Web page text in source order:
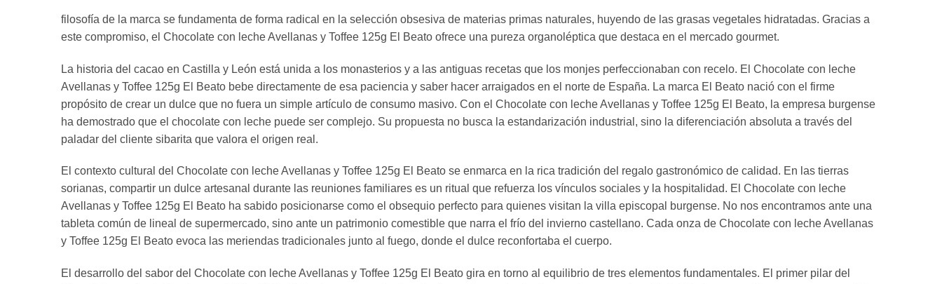
filosofía de la marca se fundamenta de forma radical en la selección obsesiva de materias primas naturales, huyendo de las grasas vegetales hidratadas. Gracias a
este compromiso, el Chocolate con leche Avellanas y Toffee 125g El Beato ofrece una pureza organoléptica que destaca en el mercado gourmet.
La historia del cacao en Castilla y León está unida a los monasterios y a las antiguas recetas que los monjes perfeccionaban con recelo. El Chocolate con leche
Avellanas y Toffee 125g El Beato bebe directamente de esa paciencia y saber hacer arraigados en el norte de España. La marca El Beato nació con el firme
propósito de crear un dulce que no fuera un simple artículo de consumo masivo. Con el Chocolate con leche Avellanas y Toffee 125g El Beato, la empresa burgense
ha demostrado que el chocolate con leche puede ser complejo. Su propuesta no busca la estandarización industrial, sino la diferenciación absoluta a través del
paladar del cliente sibarita que valora el origen real.
El contexto cultural del Chocolate con leche Avellanas y Toffee 125g El Beato se enmarca en la rica tradición del regalo gastronómico de calidad. En las tierras
sorianas, compartir un dulce artesanal durante las reuniones familiares es un ritual que refuerza los vínculos sociales y la hospitalidad. El Chocolate con leche
Avellanas y Toffee 125g El Beato ha sabido posicionarse como el obsequio perfecto para quienes visitan la villa episcopal burgense. No nos encontramos ante una
tableta común de lineal de supermercado, sino ante un patrimonio comestible que narra el frío del invierno castellano. Cada onza de Chocolate con leche Avellanas
y Toffee 125g El Beato evoca las meriendas tradicionales junto al fuego, donde el dulce reconfortaba el cuerpo.
El desarrollo del sabor del Chocolate con leche Avellanas y Toffee 125g El Beato gira en torno al equilibrio de tres elementos fundamentales. El primer pilar del